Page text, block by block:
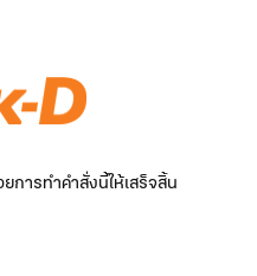
ารทำคำสั่งนี้ให้เสร็จสิ้น